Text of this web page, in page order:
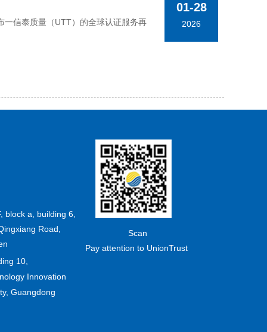
一信泰质量（UTT）的全球认证服务再
01-28
2026
block a, building 6,
Road,
10,
Innovation
Guangdong
Scan
Pay attention to UnionTrust